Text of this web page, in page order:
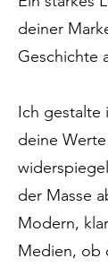
deiner
Geschichte
Ich gestalte
deine
der Masse
Modern,
Medien, ob